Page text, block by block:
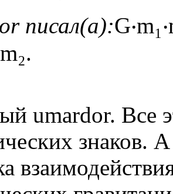
писал(а):
umardor. Все
знаков.